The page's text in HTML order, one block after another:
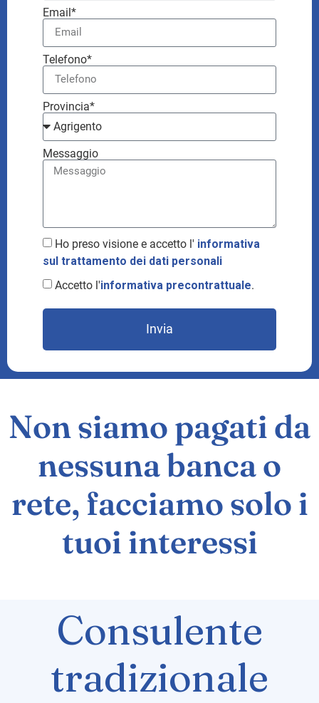
Email*
Telefono*
Provincia*
Messaggio
Ho preso visione e accetto l' informativa
sul trattamento dei dati personali
Accetto l'informativa precontrattuale.
Invia
Non siamo pagati da
nessuna banca o
rete, facciamo solo i
tuoi interessi
Consulente
tradizionale